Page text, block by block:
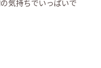
気持ちでいっぱいで